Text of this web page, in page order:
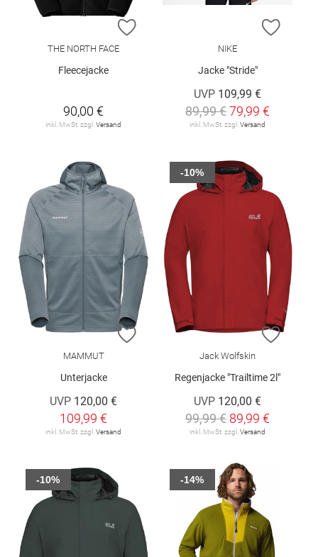
ZUR WUNSCHLISTE HINZUFÜGEN
THE NORTH FACE
Fleecejacke
90,00 €
inkl. MwSt. zzgl. Versand
ZUR
NIKE
Jacke "Stride"
UVP 109,99 €
89,99 €79,99 €
inkl. MwSt. zzgl. Versand
ZUR WUNSCHLISTE HINZUFÜGEN
MAMMUT
Unterjacke
UVP 120,00 €
109,99 €
inkl. MwSt. zzgl. Versand
ZUR
Jack Wolfskin
Regenjacke "Trailtime 2l"
UVP 120,00 €
99,99 € 89,99 €
inkl. MwSt. zzgl. Versand
-10%
-10% -14%